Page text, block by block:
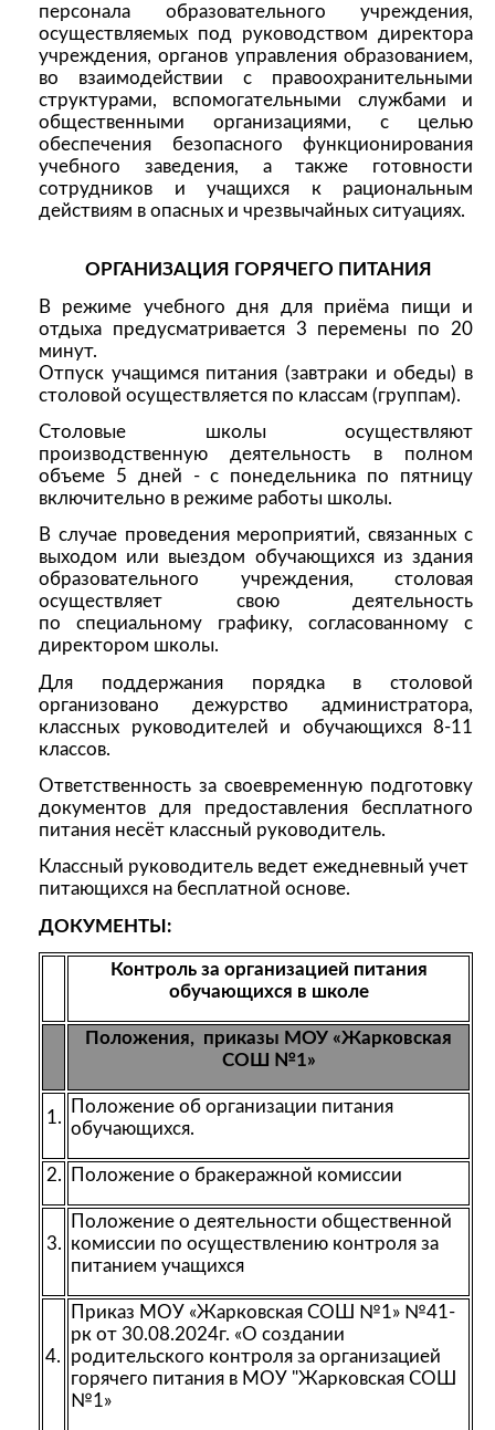
персонала образовательного учреждения,
осуществляемых под руководством директора
учреждения, органов управления образованием,
во взаимодействии с правоохранительными
структурами, вспомогательными службами и
общественными организациями, с целью
обеспечения безопасного функционирования
учебного заведения, а также готовности
сотрудников и учащихся к рациональным
действиям в опасных и чрезвычайных ситуациях.
ОРГАНИЗАЦИЯ ГОРЯЧЕГО ПИТАНИЯ
В режиме учебного дня для приёма пищи и
отдыха предусматривается 3 перемены по 20
минут.
Отпуск учащимся питания (завтраки и обеды) в
столовой осуществляется по классам (группам).
Столовые школы осуществляют
производственную деятельность в полном
объеме 5 дней - с понедельника по пятницу
включительно в режиме работы школы.
В случае проведения мероприятий, связанных с
выходом или выездом обучающихся из здания
образовательного учреждения, столовая
осуществляет свою деятельность
по специальному графику, согласованному с
директором школы.
Для поддержания порядка в столовой
организовано дежурство администратора,
классных руководителей и обучающихся 8-11
классов.
Ответственность за своевременную подготовку
документов для предоставления бесплатного
питания несёт классный руководитель.
Классный руководитель ведет ежедневный учет
питающихся на бесплатной основе.
ДОКУМЕНТЫ:
Контроль за организацией питания
обучающихся в школе
Положения, приказы МОУ «Жарковская
СОШ №1»
1.
Положение об организации питания
обучающихся.
2. Положение о бракеражной комиссии
3.
Положение о деятельности общественной
комиссии по осуществлению контроля за
питанием учащихся
4.
Приказ МОУ «Жарковская СОШ №1» №41-
рк от 30.08.2024г. «О создании
родительского контроля за организацией
горячего питания в МОУ "Жарковская СОШ
№1»